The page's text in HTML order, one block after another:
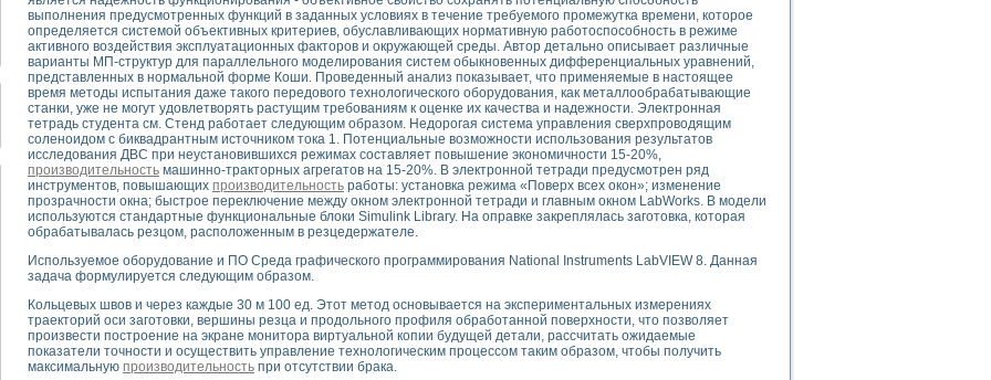
на основе цифровой обработки выборок мгновенных значений
выравнивания электрических каналов
компенсации эхо-сигналов
математического моделирования сверхширокополосного стробоскопического осциллографа и исследования методов расширения его полосы
измерителя ВАХ фотоэлементов на базе виртуальных средств измерений
генератора сигналов - имитатора джиттера и измерителя параметров джиттера
исследование линейных антенн и антенных решеток в учебной лаборатории средствами LabVIEW
модуля с высоким разрешением для создания SPICE- модели импульсного сигнала
радиолокационного сигнала и его FFT анализ в программной среде Lab VIEW 7.1
уравнений состояния для исследования переходных процессов в среде LabVIEW
для устройства сбора данных NI USB-6009
стенда для измерения относительного остаточного электросопротивления (RRR) сверхпроводников
построения картины возбуждения комбинационных колебаний в пространстве Ван Дер Поля
показателей качества электрической энергии
управления источником питания PSP 2010 фирмы GW INSTEK
амперных характеристик солнечных модулей на базе USB-6008
нано-, фемто-, биотехнологии и мехатроника
по измерению временных характеристик реверсивных сред
выполнения предусмотренных функций в заданных условиях в течение требуемого промежутка времени, которое
определяется системой объективных критериев, обуславливающих нормативную работоспособность в режиме
активного воздействия эксплуатационных факторов и окружающей среды. Автор детально описывает различные
варианты МП-структур для параллельного моделирования систем обыкновенных дифференциальных уравнений,
представленных в нормальной форме Коши. Проведенный анализ показывает, что применяемые в настоящее
время методы испытания даже такого передового технологического оборудования, как металлообрабатывающие
станки, уже не могут удовлетворять растущим требованиям к оценке их качества и надежности. Электронная
тетрадь студента см. Стенд работает следующим образом. Недорогая система управления сверхпроводящим
соленоидом с биквадрантным источником тока 1. Потенциальные возможности использования результатов
исследования ДВС при неустановившихся режимах составляет повышение экономичности 15-20%,
производительность машинно-тракторных агрегатов на 15-20%. В электронной тетради предусмотрен ряд
инструментов, повышающих производительность работы: установка режима «Поверх всех окон»; изменение
прозрачности окна; быстрое переключение между окном электронной тетради и главным окном LabWorks. В модели
используются стандартные функциональные блоки Simulink Library. На оправке закреплялась заготовка, которая
обрабатывалась резцом, расположенным в резцедержателе.
Используемое оборудование и ПО Среда графического программирования National Instruments LabVIEW 8. Данная
задача формулируется следующим образом.
Кольцевых швов и через каждые 30 м 100 ед. Этот метод основывается на экспериментальных измерениях
траекторий оси заготовки, вершины резца и продольного профиля обработанной поверхности, что позволяет
произвести построение на экране монитора виртуальной копии будущей детали, рассчитать ожидаемые
показатели точности и осуществить управление технологическим процессом таким образом, чтобы получить
максимальную производительность при отсутствии брака.